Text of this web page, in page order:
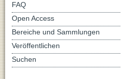
FAQ
Open Access
Bereiche und Sammlungen
Veröffentlichen
Suchen